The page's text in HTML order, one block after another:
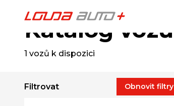
Katalog vozů
1 vozů k dispozici
Filtrovat Obnovit filtry